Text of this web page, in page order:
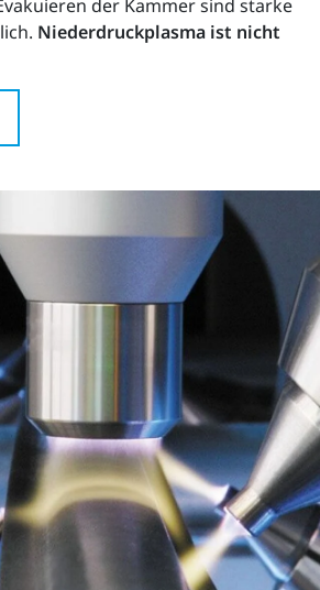
der Kammer sind starke
Niederdruckplasma ist nicht